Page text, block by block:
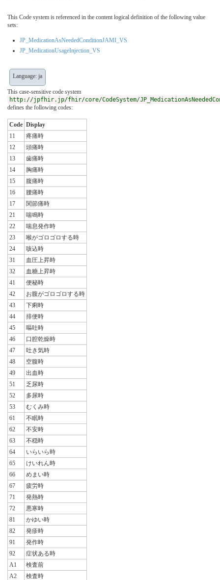
This Code system is referenced in the content logical definition of the following value
sets:
JP_MedicationAsNeededConditionJAMI_VS
JP_MedicationUsageInjection_VS
Language: ja
This case-sensitive code system
http://jpfhir.jp/fhir/core/CodeSystem/
defines the following codes:
Code Display
11
疼痛時
12
頭痛時
13
歯痛時
14
胸痛時
15
腹痛時
16
腰痛時
17
関節痛時
21
喘鳴時
22
喘息発作時
23
喉がゴロゴロする時
24
咳込時
31
血圧上昇時
32
血糖上昇時
41
便秘時
42
お腹がゴロゴロする時
43
下痢時
44
排便時
45
嘔吐時
46
口腔乾燥時
47
吐き気時
48
空腹時
49
出血時
51
乏尿時
52
多尿時
53
むくみ時
61
不眠時
62
不安時
63
不穏時
64
いらいら時
65
けいれん時
66
めまい時
67
疲労時
71
発熱時
72
悪寒時
81
かゆい時
82
発疹時
91
発作時
92
症状ある時
A1
検査前
A2
検査時